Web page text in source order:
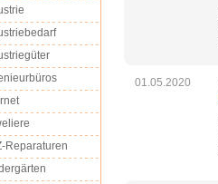
01.05.2020
Reparaturen